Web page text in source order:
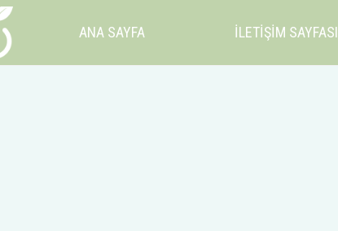
ANA SAYFA İLETİŞİM SAYFASI